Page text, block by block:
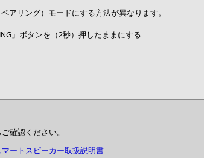
アリング）モードにする方法が異なります。
」ボタンを（2秒）押したままにする
確認ください。
ートスピーカー取扱説明書